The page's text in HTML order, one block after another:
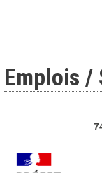
Emplois /